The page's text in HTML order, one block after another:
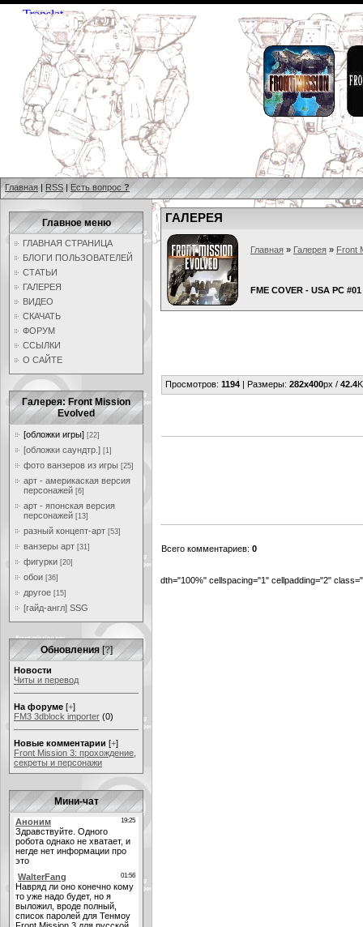
Главная | RSS | Есть вопрос ?
Главное меню
ГЛАВНАЯ СТРАНИЦА
БЛОГИ ПОЛЬЗОВАТЕЛЕЙ
СТАТЬИ
ГАЛЕРЕЯ
ВИДЕО
СКАЧАТЬ
ФОРУМ
ССЫЛКИ
О САЙТЕ
Галерея: Front Mission
Evolved
[обложки игры] [22]
[обложки саундтр.] [1]
фото ванзеров из игры [25]
арт - америкаская версия
персонажей [6]
арт - японская версия
персонажей [13]
разный концепт-арт [53]
ванзеры арт [31]
фигурки [20]
обои [36]
другое [15]
[гайд-англ] SSG
Обновления [?]
Новости
Читы и перевод
На форуме [+]
FM3 3dblock importer (0)
Новые комментарии [+]
Front Mission 3: прохождение,
секреты и персонажи
Мини-чат
ГАЛЕРЕЯ
Главная » Галерея » Front
FME COVER - USA PC #01
Просмотров: 1194 | Размеры: 282x400px / 42.4
Всего комментариев: 0
dth="100%" cellspacing="1" cellpadding="2"